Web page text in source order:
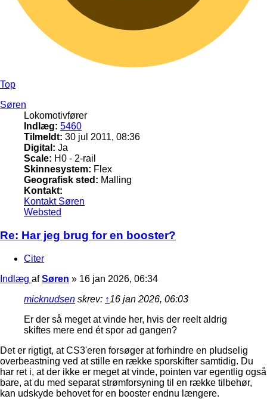
Top
Søren
Lokomotivfører
Indlæg: 5460
Tilmeldt: 30 jul 2011, 08:36
Digital: Ja
Scale: H0 - 2-rail
Skinnesystem: Flex
Geografisk sted: Malling
Kontakt:
Kontakt Søren
Websted
Re: Har jeg brug for en booster?
Citer
Indlæg afSøren » 16 jan 2026, 06:34
micknudsen skrev: ↑16 jan 2026, 06:03
Er der så meget at vinde her, hvis der reelt aldrig
skiftes mere end ét spor ad gangen?
Det er rigtigt, at CS3'eren forsøger at forhindre en pludselig
overbeastning ved at stille en række sporskifter samtidig. Du
har ret i, at der ikke er meget at vinde, pointen var egentlig også
bare, at du med separat strømforsyning til en række tilbehør,
kan udskyde behovet for en booster endnu længere.